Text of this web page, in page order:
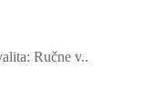
Ručne v..